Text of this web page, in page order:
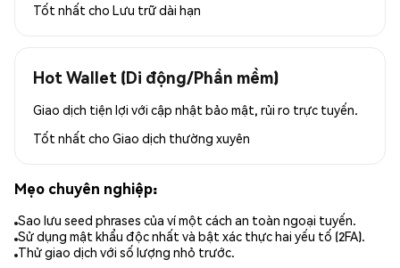
Tốt nhất cho Lưu trữ dài hạn
Hot Wallet (Di động/Phần mềm)
Giao dịch tiện lợi với cập nhật bảo mật, rủi ro trực tuyến.
Tốt nhất cho Giao dịch thường xuyên
Mẹo chuyên nghiệp:
Sao lưu seed phrases của ví một cách an toàn ngoại tuyến.
Sử dụng mật khẩu độc nhất và bật xác thực hai yếu tố (2FA).
Thử giao dịch với số lượng nhỏ trước.